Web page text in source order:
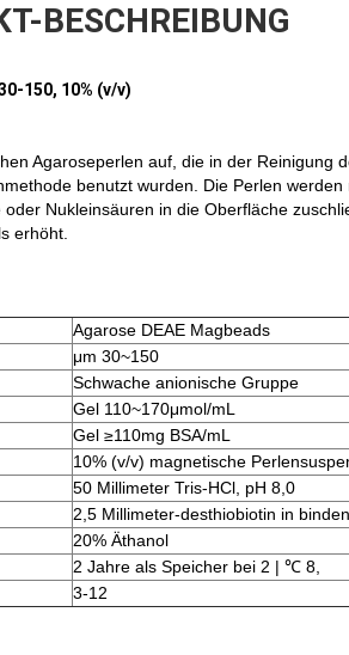
BESCHREIBUNG
150, 10% (v/v)
Agaroseperlen auf, die in der Reinigung
benutzt wurden. Die Perlen
Nukleinsäuren in die Oberfläche
erhöht.
Agarose DEAE Magbeads
μm 30~150
Schwache anionische Gruppe
Gel 110~170μmol/mL
Gel ≥110mg BSA/mL
10% (v/v) magnetische
50 Millimeter Tris-HCl, pH 8,0
2,5 Millimeter-desthiobiotin in
20% Äthanol
2 Jahre als Speicher bei 2 | ℃ 8,
3-12